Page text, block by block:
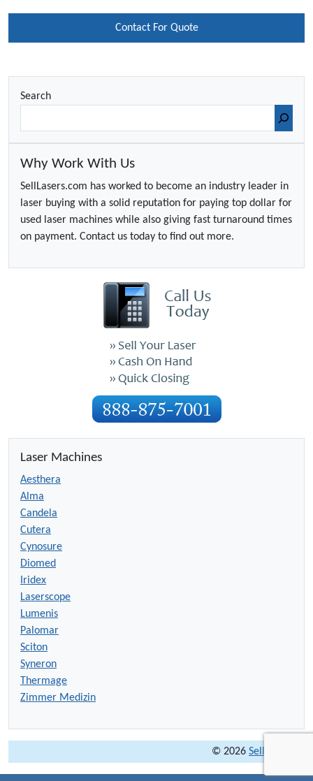
Laser Machines
Aesthera
Alma
Candela
Cutera
Cynosure
Diomed
Iridex
Laserscope
Lumenis
Palomar
Sciton
Syneron
Thermage
Zimmer Medizin
Search
Why Work With Us
SellLasers.com has worked to become an industry leader in
laser buying with a solid reputation for paying top dollar for
used laser machines while also giving fast turnaround times
on payment. Contact us today to find out more.
© 2026 Sell Lasers